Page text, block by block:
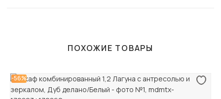
ПОХОЖИЕ ТОВАРЫ
-56%